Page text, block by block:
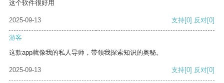
这个软件很好用
2025-09-13 支持[0] 反对[0]
游客
这款app就像我的私人导师，带领我探索知识的奥秘。
2025-09-13 支持[0] 反对[0]